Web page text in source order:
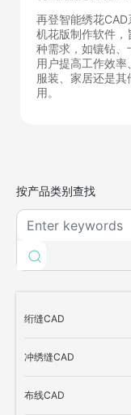
按产品类别查找
绗缝CAD
冲绣缝CAD
布线CAD
再登智能绣花
机花版制作软件，
种需求，如镶钻、
用户提高工作效
服装、家居还是
用。